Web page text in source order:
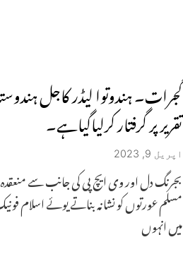
گجرات۔ ہندوتوا لیڈر کاجل
تقریر پر گرفتار کرلیاگیاہے۔
اپریل 9, 2023
بجرنگ دل اور وی ایچ پی کی جانب سے
مسلم عورتوں کو نشانہ بناتے یوئے اسلام
میں انہوں